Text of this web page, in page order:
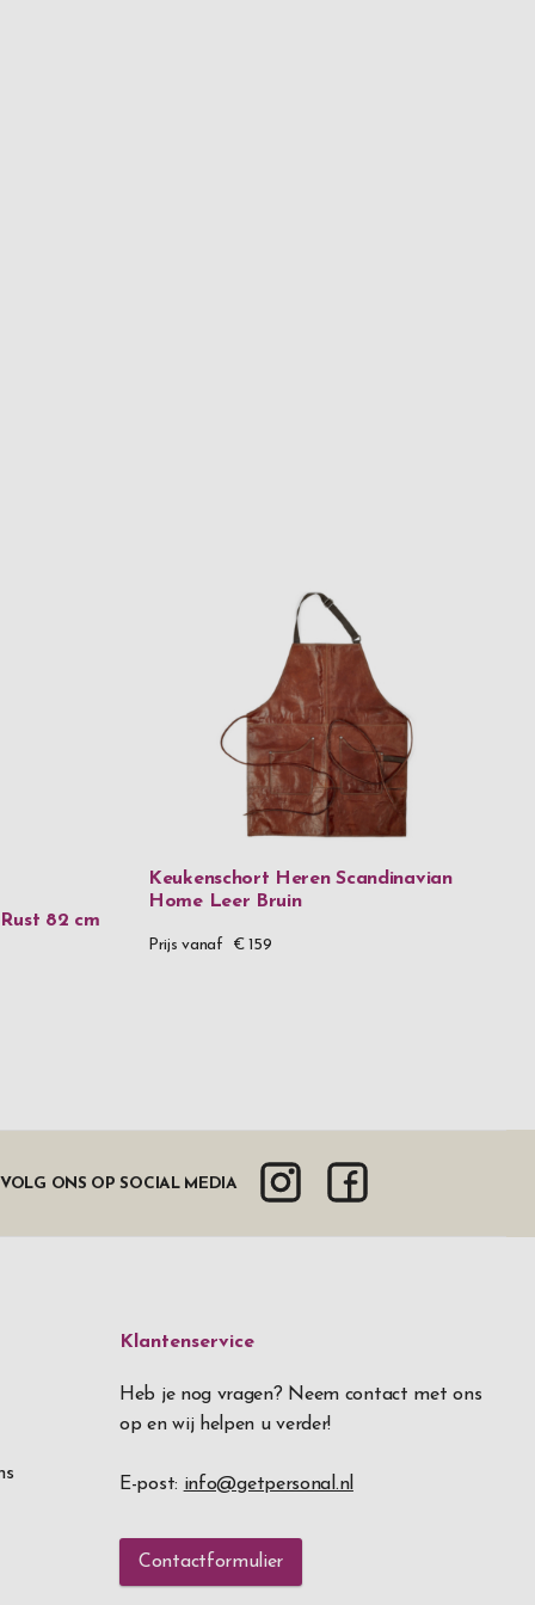
82 cm
Keukenschort Heren Scandinavian
Home Leer Bruin
Prijs vanaf € 159
VOLG ONS OP SOCIAL MEDIA
Klantenservice
Heb je nog vragen? Neem contact met ons
op en wij helpen u verder!
E-post: info@getpersonal.nl
Contactformulier